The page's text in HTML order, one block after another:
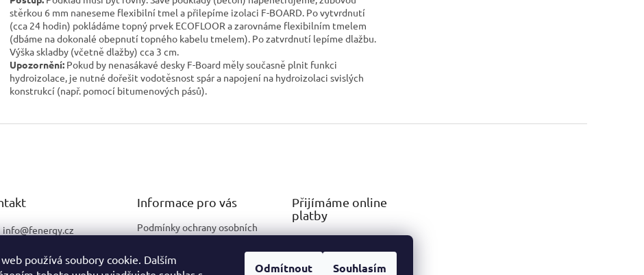
používá soubory cookie. Dalším
Odmítnout Souhlasím
stěrkou 6 mm naneseme flexibilní tmel a přilepíme izolaci F-BOARD. Po vytvrdnutí
(cca 24 hodin) pokládáme topný prvek ECOFLOOR a zarovnáme flexibilním tmelem
(dbáme na dokonalé obepnutí topného kabelu tmelem). Po zatvrdnutí lepíme dlažbu.
Výška skladby (včetně dlažby) cca 3 cm.
Upozornění: Pokud by nenasákavé desky F-Board měly současně plnit funkci
hydroizolace, je nutné dořešit vodotěsnost spár a napojení na hydroizolaci svislých
konstrukcí (např. pomocí bitumenových pásů).
info@fenergy.cz
Informace pro vás
Podmínky ochrany osobních
Obchodní podmínky
Přijímáme online
platby